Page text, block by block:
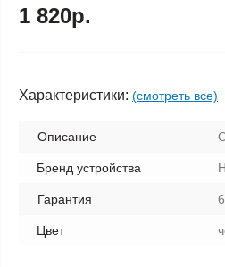
1 820р.
Характеристики: (смотреть все)
Описание
Бренд устройства
Гарантия
Цвет